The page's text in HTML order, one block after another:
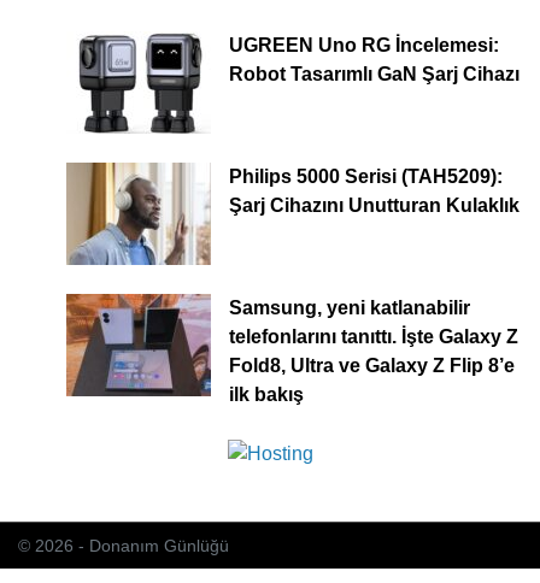
UGREEN Uno RG İncelemesi:
Robot Tasarımlı GaN Şarj Cihazı
Philips 5000 Serisi (TAH5209):
Şarj Cihazını Unutturan Kulaklık
Samsung, yeni katlanabilir
telefonlarını tanıttı. İşte Galaxy Z
Fold8, Ultra ve Galaxy Z Flip 8’e
ilk bakış
© 2026 - Donanım Günlüğü